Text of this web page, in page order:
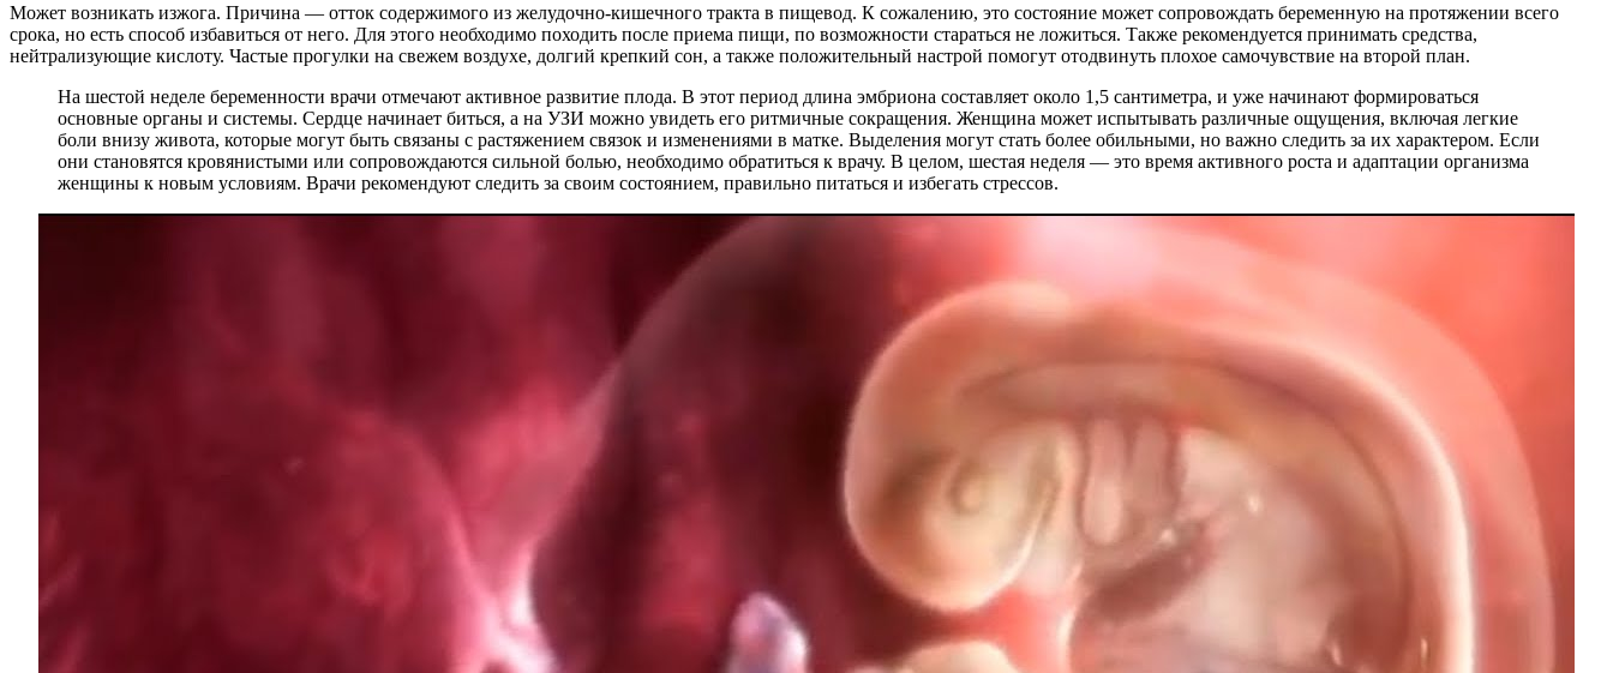
Может возникать изжога. Причина — отток содержимого из желудочно-кишечного тракта в пищевод. К сожалению, это состояние может сопровождать беременную на протяжении всего
срока, но есть способ избавиться от него. Для этого необходимо походить после приема пищи, по возможности стараться не ложиться. Также рекомендуется принимать средства,
нейтрализующие кислоту. Частые прогулки на свежем воздухе, долгий крепкий сон, а также положительный настрой помогут отодвинуть плохое самочувствие на второй план.
На шестой неделе беременности врачи отмечают активное развитие плода. В этот период длина эмбриона составляет около 1,5 сантиметра, и уже начинают формироваться
основные органы и системы. Сердце начинает биться, а на УЗИ можно увидеть его ритмичные сокращения. Женщина может испытывать различные ощущения, включая легкие
боли внизу живота, которые могут быть связаны с растяжением связок и изменениями в матке. Выделения могут стать более обильными, но важно следить за их характером. Если
они становятся кровянистыми или сопровождаются сильной болью, необходимо обратиться к врачу. В целом, шестая неделя — это время активного роста и адаптации организма
женщины к новым условиям. Врачи рекомендуют следить за своим состоянием, правильно питаться и избегать стрессов.